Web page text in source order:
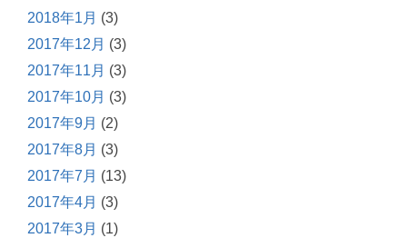
2018年1月 (3)
2017年12月 (3)
2017年11月 (3)
2017年10月 (3)
2017年9月 (2)
2017年8月 (3)
2017年7月 (13)
2017年4月 (3)
2017年3月 (1)